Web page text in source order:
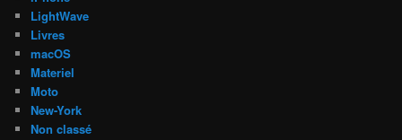
LightWave
Livres
macOS
Materiel
Moto
New-York
Non classé